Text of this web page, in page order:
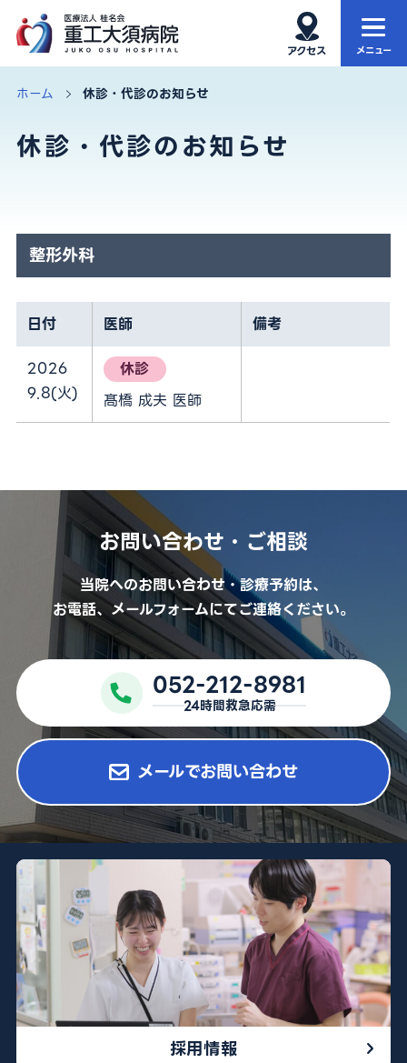
ホーム
当院の特徴
外来
健康診断
アクセス・院内MAP
お知らせ
採用情報 医療関係者の方
お問い合わせ
予約キャンセル・変更
052-212-8981
24時間救急応需
For International Patients
052-212-8981
※診療科によって曜日や時間が異なる場合がございます
ホーム 休診・代診のお知らせ
休診・代診のお知らせ
整形外科
日付 医師
備考
2026
9.8(火)
休診
髙橋 成夫 医師
お問い合わせ・ご相談
当院へのお問い合わせ・診療予約は、
お電話、メールフォームにてご連絡ください。
052-212-8981
24時間救急応需
メールでお問い合わせ
採用情報